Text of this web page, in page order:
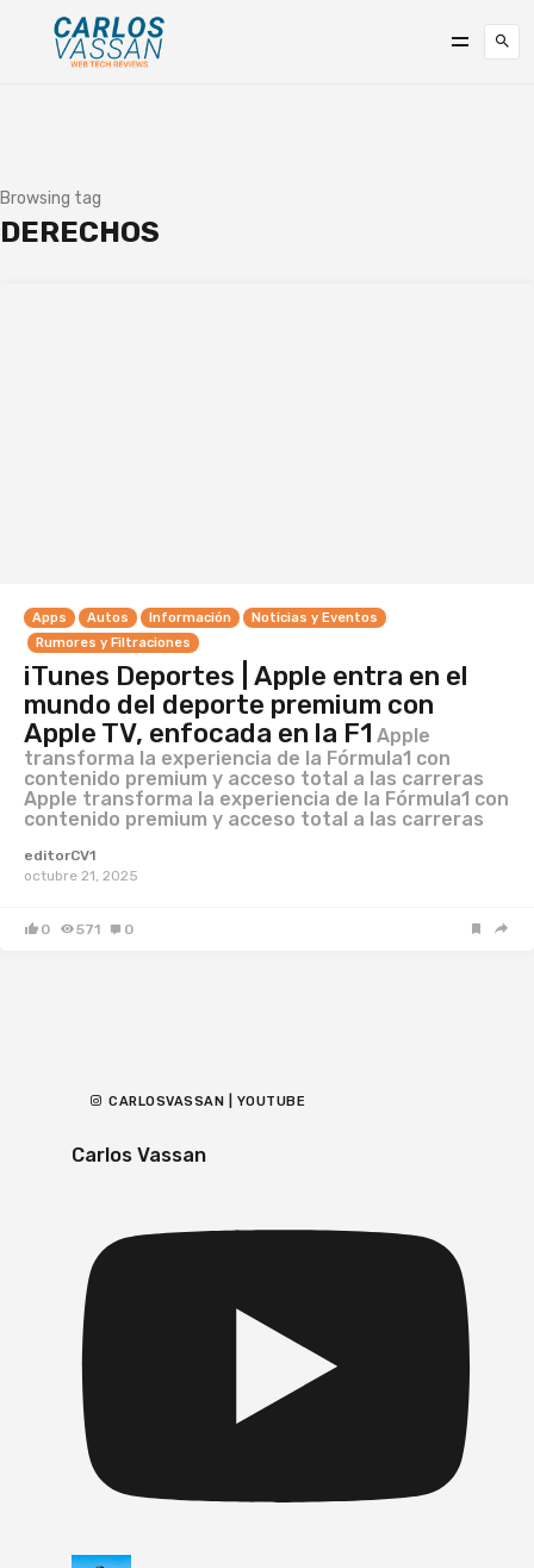
Browsing tag
DERECHOS
Apps Autos Información
Noticias y Eventos
Rumores y Filtraciones
iTunes Deportes | Apple entra en el
mundo del deporte premium con
Apple TV, enfocada en la F1 Apple
transforma la experiencia de la Fórmula1 con
contenido premium y acceso total a las carreras
Apple transforma la experiencia de la Fórmula1 con
contenido premium y acceso total a las carreras
editorCV1
octubre 21, 2025
0 571 0
CARLOSVASSAN | YOUTUBE
Carlos Vassan